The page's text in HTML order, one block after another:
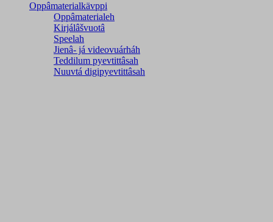
Oppâmaterialkävppi
Oppâmaterialeh
Kirjálâšvuotâ
Speelah
Jienâ- já videovuárháh
Teddilum pyevtittâsah
Nuuvtá digipyevtittâsah